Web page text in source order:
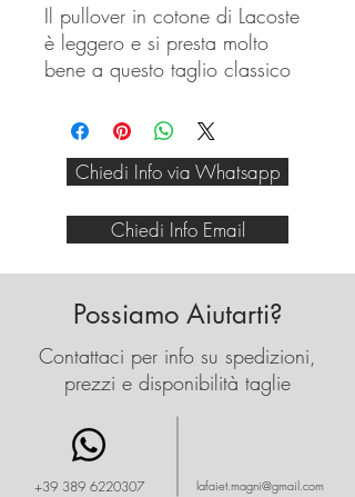
Il pullover in cotone di Lacoste
è leggero e si presta molto
bene a questo taglio classico
ragazzo per la sua semplicità
ed essenza.
Stupendo in tutte le stagioni,
Chiedi Info via Whatsapp
Chiedi Info Email
Possiamo Aiutarti?
Contattaci per info su spedizioni,
prezzi e disponibilità taglie
+39 389 6220307 lafaiet.magni@gmail.com